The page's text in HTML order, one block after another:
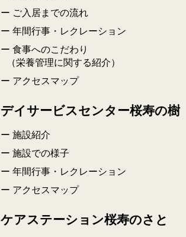
ご入居までの流れ
年間行事・レクレーション
食事へのこだわり
（栄養管理に関する紹介）
アクセスマップ
デイサービスセンター桜寿の樹
施設紹介
施設での様子
年間行事・レクレーション
アクセスマップ
ケアステーション桜寿のさと